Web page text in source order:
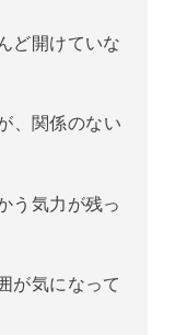
ど開けていな
、関係のない
う気力が残っ
が気になって